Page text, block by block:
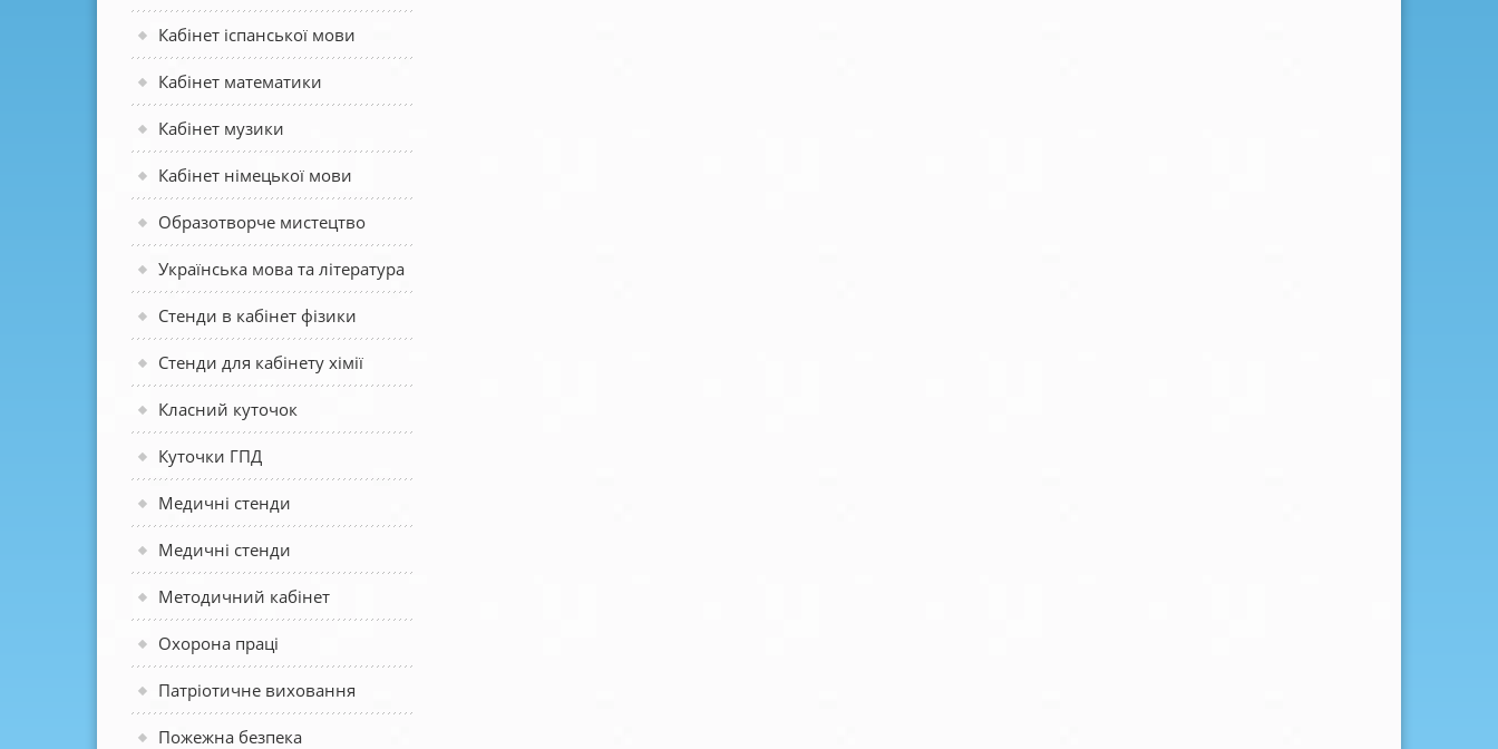
Кабінет іспанської мови
Кабінет математики
Кабінет музики
Кабінет німецької мови
Образотворче мистецтво
Українська мова та література
Стенди в кабінет фізики
Стенди для кабінету хімії
Класний куточок
Куточки ГПД
Медичні стенди
Медичні стенди
Методичний кабінет
Охорона праці
Патріотичне виховання
Пожежна безпека